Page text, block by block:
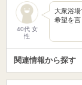
40代 女
性
大衆浴場
希望を
関連情報から探す